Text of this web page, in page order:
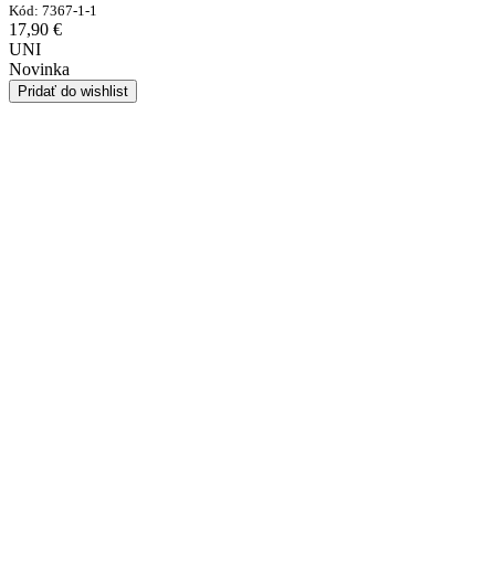
Kód: 7367-1-1
17,90 €
UNI
Novinka
Pridať do wishlist